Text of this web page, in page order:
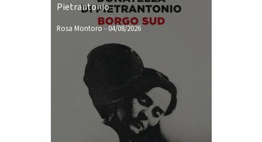
Pietrantonio
Rosa Montoro-04/08/2026